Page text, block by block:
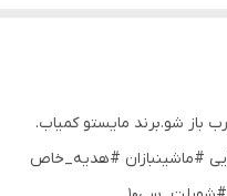
با کیفیت مقیاس ۱/۲۴ سه درب باز شو.برند مایستو کمیاب.
#ماشینبازان #هدیه_خاص